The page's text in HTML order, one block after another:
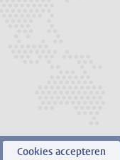
Cookies accepteren